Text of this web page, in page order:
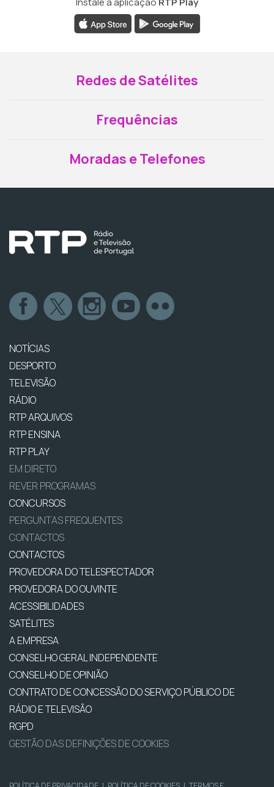
Redes de Satélites
Frequências
Moradas e Telefones
NOTÍCIAS
DESPORTO
TELEVISÃO
RÁDIO
RTP ARQUIVOS
RTP ENSINA
RTP PLAY
EM DIRETO
REVER PROGRAMAS
CONCURSOS
PERGUNTAS FREQUENTES
CONTACTOS
CONTACTOS
PROVEDORA DO TELESPECTADOR
PROVEDORA DO OUVINTE
ACESSIBILIDADES
SATÉLITES
A EMPRESA
CONSELHO GERAL INDEPENDENTE
CONSELHO DE OPINIÃO
CONTRATO DE CONCESSÃO DO SERVIÇO PÚBLICO DE
RÁDIO E TELEVISÃO
RGPD
GESTÃO DAS DEFINIÇÕES DE COOKIES